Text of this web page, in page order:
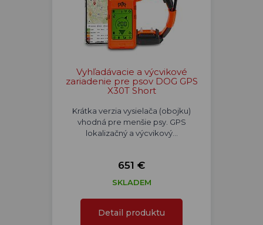
Vyhľadávacie a výcvikové
zariadenie pre psov DOG GPS
X30T Short
Krátka verzia vysielača (obojku)
vhodná pre menšie psy. GPS
lokalizačný a výcvikový…
651 €
SKLADEM
Detail produktu